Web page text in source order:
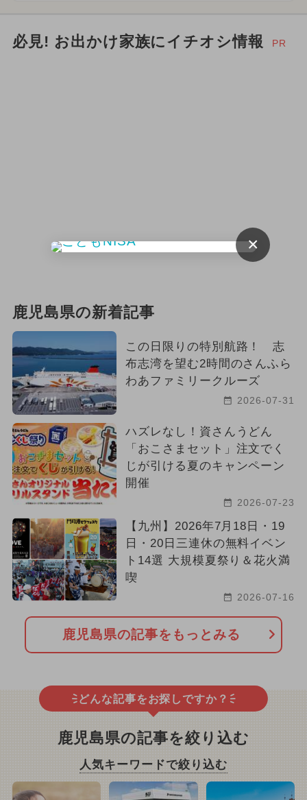
必見! お出かけ家族にイチオシ情報 PR
鹿児島県の新着記事
この日限りの特別航路！ 志
布志湾を望む2時間のさんふら
わあファミリークルーズ
2026-07-31
ハズレなし！資さんうどん
「おこさまセット」注文でく
じが引ける夏のキャンペーン
開催
2026-07-23
【九州】2026年7月18日・19
日・20日三連休の無料イベン
ト14選 大規模夏祭り＆花火満
喫
2026-07-16
鹿児島県の記事をもっとみる
どんな記事をお探しですか？
鹿児島県の記事を絞り込む
人気キーワードで絞り込む
×